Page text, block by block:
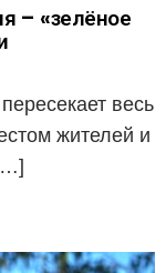
– «зелёное
весь
жителей и